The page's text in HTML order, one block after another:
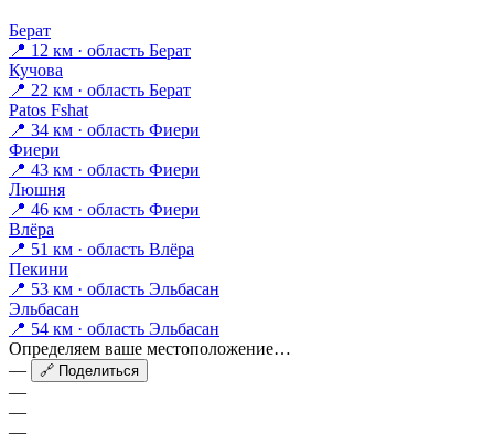
Берат
📍 12 км · область Берат
Кучова
📍 22 км · область Берат
Patos Fshat
📍 34 км · область Фиери
Фиери
📍 43 км · область Фиери
Люшня
📍 46 км · область Фиери
Влёра
📍 51 км · область Влёра
Пекини
📍 53 км · область Эльбасан
Эльбасан
📍 54 км · область Эльбасан
Определяем ваше местоположение…
—
🔗 Поделиться
—
—
—